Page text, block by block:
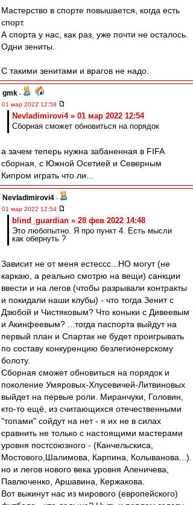
Мастерство в спорте повышается, когда есть
спорт.
А спорта у нас, как раз, уже почти не осталось.
Одни зениты.
С такими зенитами и врагов не надо.
gmk -
01 мар 2022 12:58
Nevladimirovi4 » 01 мар 2022 12:54
Сборная сможет обновиться на порядок
а зачем теперь нужна забаненная в FIFA
сборная, с Южной Осетией и Северным
Кипром играть что ли...
Nevladimirovi4 -
01 мар 2022 12:54
blind_guardian » 28 фев 2022 14:48
Это любопытно. Я про пункт 4. Есть мысли
как обернуть ?
Зависит не от меня естессс...НО могут (не
каркаю, а реально смотрю на вещи) санкции
ввести и на легов (чтобы разрывали контракты
и покидали наши клубы) - что тогда Зенит с
Дзюбой и Чистяковым? Что коныки с Дивеевым
и Акинфеевым? ...тогда паспорта выйдут на
первый план и Спартак не будет проигрывать
по составу конкуренцию безлегионерскому
болоту.
Сборная сможет обновиться на порядок и
поколение Умяровых-Хлусевичей-Литвиновых
выйдет на первые роли. Миранчуки, Головин,
кто-то ещё, из считающихся отечественными
"топами" сойдут на нет - я их не в силах
сравнить не только с настоящими мастерами
уровня постсоюзного - (Канчельскиса,
Мостового,Шалимова, Карпина, Колыванова...).
но и легов нового века уровня Аленичева,
Павлюченко, Аршавина, Кержакова.
Вот выкинут нас из мирового (европейского)